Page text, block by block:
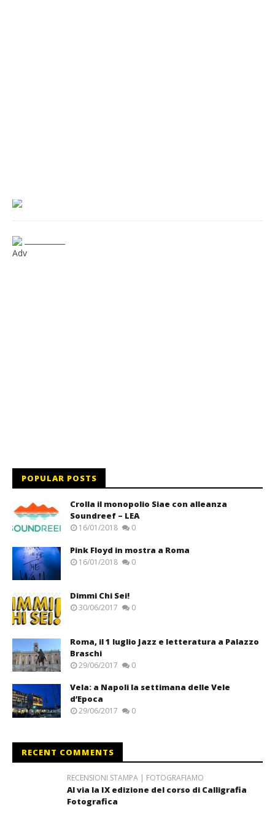
Adv
POPULAR POSTS
Crolla il monopolio Siae con alleanza
Soundreef – LEA
16/01/2018 0
Pink Floyd in mostra a Roma
16/01/2018 0
Dimmi Chi Sei!
30/06/2017 0
Roma, il 1 luglio Jazz e letteratura a Palazzo
Braschi
29/06/2017 0
Vela: a Napoli la settimana delle Vele
d’Epoca
29/06/2017 0
RECENT COMMENTS
RECENSIONI STAMPA | FOTOGRAFIAMO
Al via la IX edizione del corso di Calligrafia
Fotografica